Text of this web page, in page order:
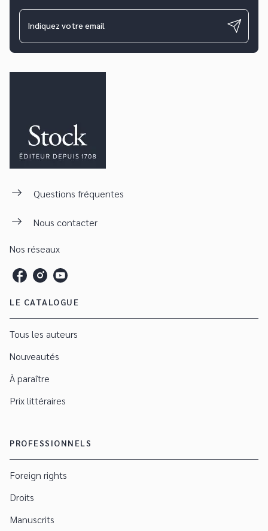
Indiquez votre email
Questions fréquentes
Nous contacter
Nos réseaux
LE CATALOGUE
Tous les auteurs
Nouveautés
À paraître
Prix littéraires
PROFESSIONNELS
Foreign rights
Droits
Manuscrits